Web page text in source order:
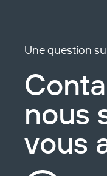
Une question
nous
vous